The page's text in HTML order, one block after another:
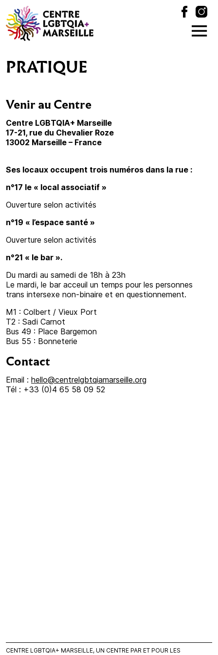
PRATIQUE
Venir au Centre
Centre LGBTQIA+ Marseille
17-21, rue du Chevalier Roze
13002 Marseille – France
Ses locaux occupent trois numéros dans la rue :
n°17 le « local associatif »
Ouverture selon activités
n°19 « l’espace santé »
Ouverture selon activités
n°21 « le bar ».
Du mardi au samedi de 18h à 23h
Le mardi, le bar acceuil un temps pour les personnes
trans intersexe non-binaire et en questionnement.
M1 : Colbert / Vieux Port
T2 : Sadi Carnot
Bus 49 : Place Bargemon
Bus 55 : Bonneterie
Contact
Email : hello@centrelgbtqiamarseille.org
Tél : +33 (0)4 65 58 09 52
CENTRE LGBTQIA+ MARSEILLE, UN CENTRE PAR ET POUR LES